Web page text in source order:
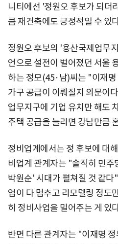
니티에선 '정원오 후보가 되더
큼 재건축에도 긍정적일 수 있
정원오 후보의 '용산국제업무
언으로 설전이 벌어졌던 서울
하는 정모(45·남)씨는 "이재
가구 공급이 이뤄질지 의문이
업무지구에 기업 유치만 해도
주택 공급을 늘리면 강남만큼
정비업계에서는 정 후보에 대
비업계 관계자는 "솔직히 민주
박원순' 시대가 펼쳐질 것 같
업이 다 멈추고 리모델링 정도
히 정비사업을 밀어주는 게 있
반면 다른 관계자는 "이재명